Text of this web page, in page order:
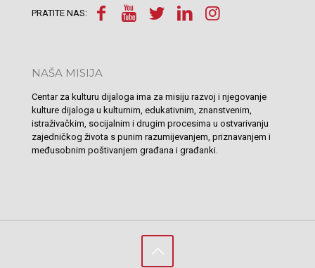
PRATITE NAS:
NAŠA MISIJA
Centar za kulturu dijaloga ima za misiju razvoj i njegovanje
kulture dijaloga u kulturnim, edukativnim, znanstvenim,
istraživačkim, socijalnim i drugim procesima u ostvarivanju
zajedničkog života s punim razumijevanjem, priznavanjem i
međusobnim poštivanjem građana i građanki.